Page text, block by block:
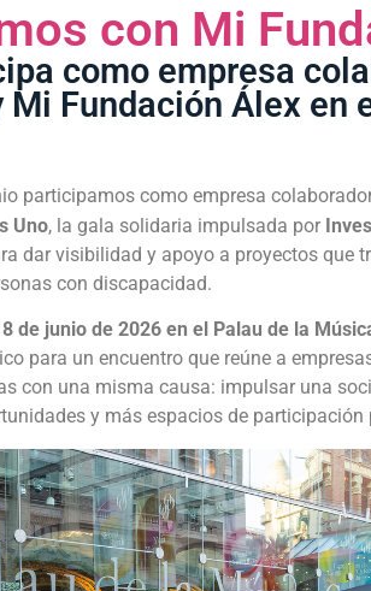
con Mi
como empresa
Fundación Álex en
participamos como empresa
Uno, la gala solidaria impulsada por
dar visibilidad y apoyo a proyectos que
con discapacidad.
de junio de 2026 en el Palau de la
para un encuentro que reúne a
con una misma causa: impulsar una
y más espacios de participación